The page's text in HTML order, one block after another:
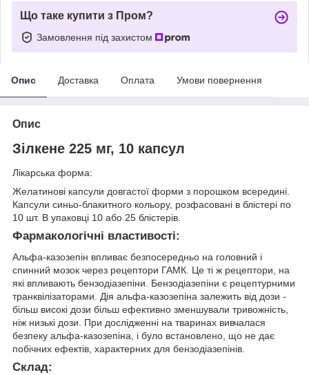
Що таке купити з Пром?
Замовлення під захистом
Опис Доставка Оплата Умови повернення
Опис
Зілкене 225 мг, 10 капсул
Лікарська форма:
Желатинові капсули довгастої форми з порошком всередині.
Капсули синьо-блакитного кольору, розфасовані в блістері по
10 шт. В упаковці 10 або 25 блістерів.
Фармакологічні властивості:
Альфа-казозепін впливає безпосередньо на головний і
спинний мозок через рецептори ГАМК. Це ті ж рецептори, на
які впливають бензодіазепіни. Бензодіазепіни є рецептурними
транквілізаторами. Дія альфа-казозепіна залежить від дози -
більш високі дози більш ефективно зменшували тривожність,
ніж низькі дози. При дослідженні на тваринах вивчалася
безпеку альфа-казозепіна, і було встановлено, що не дає
побічних ефектів, характерних для бензодіазепінів.
Склад: